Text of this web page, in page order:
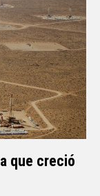
que creció